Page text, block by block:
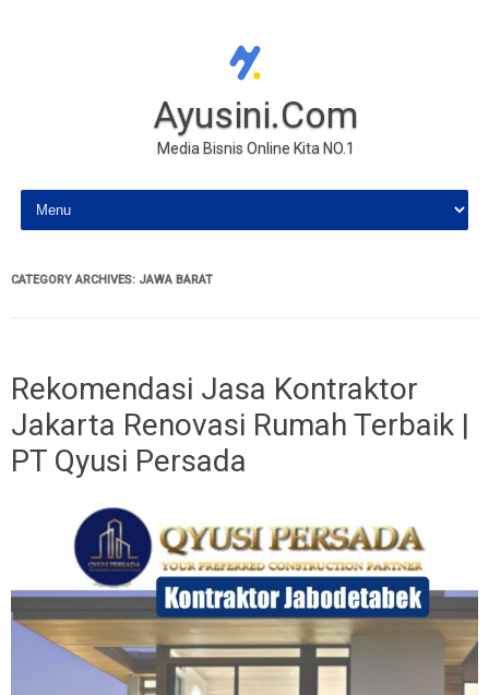
Ayusini.Com
Media Bisnis Online Kita NO.1
Skip to content
CATEGORY ARCHIVES: JAWA BARAT
Rekomendasi Jasa Kontraktor
Jakarta Renovasi Rumah Terbaik |
PT Qyusi Persada